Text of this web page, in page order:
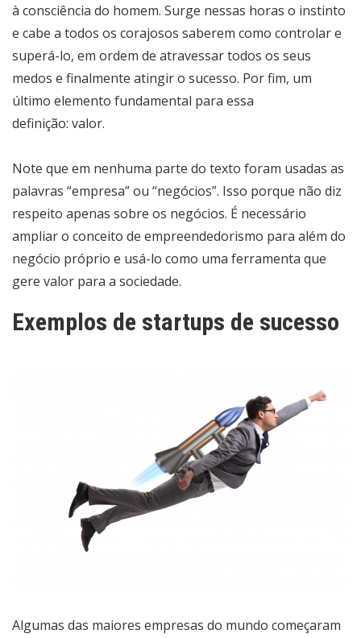
à consciência do homem. Surge nessas horas o instinto
e cabe a todos os corajosos saberem como controlar e
superá-lo, em ordem de atravessar todos os seus
medos e finalmente atingir o sucesso. Por fim, um
último elemento fundamental para essa
definição: valor.
Note que em nenhuma parte do texto foram usadas as
palavras “empresa” ou “negócios”. Isso porque não diz
respeito apenas sobre os negócios. É necessário
ampliar o conceito de empreendedorismo para além do
negócio próprio e usá-lo como uma ferramenta que
gere valor para a sociedade.
Exemplos de startups de sucesso
Algumas das maiores empresas do mundo começaram